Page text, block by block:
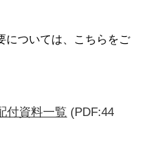
については、こちらをご
付資料一覧 (PDF:44